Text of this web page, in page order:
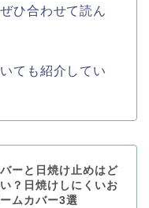
ひ合わせて読ん
ても紹介してい
ーと日焼け止めはど
？日焼けしにくいお
ムカバー3選